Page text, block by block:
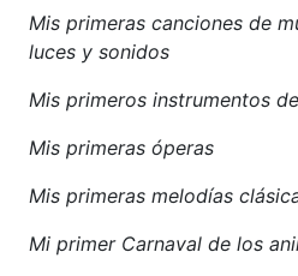
Mis primeras canciones de
luces y sonidos
Mis primeros instrumentos
Mis primeras óperas
Mis primeras melodías
Mi primer Carnaval de los